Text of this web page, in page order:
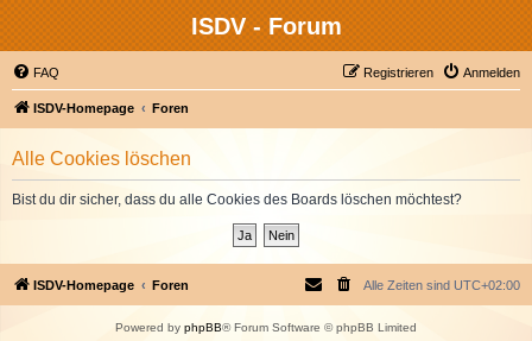
ISDV - Forum
FAQ Anmelden
Registrieren
ISDV-Homepage Foren
Alle Cookies löschen
Bist du dir sicher, dass du alle Cookies des Boards löschen möchtest?
ISDV-Homepage Foren Alle Zeiten sind UTC+02:00
Powered by phpBB® Forum Software © phpBB Limited